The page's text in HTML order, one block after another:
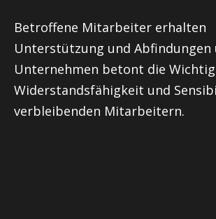
Betroffene Mitarbeiter erhalten
Unterstützung und Abfindungen
Unternehmen betont die
Widerstandsfähigkeit und
verbleibenden Mitarbeitern.